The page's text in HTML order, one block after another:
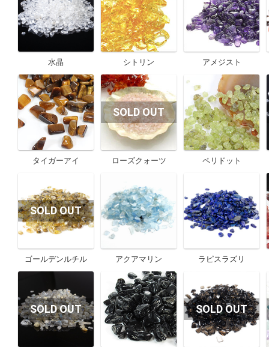
水晶 シトリン アメジスト
タイガーアイ ローズクォーツ ペリドット
ゴールデンルチル アクアマリン ラピスラズリ